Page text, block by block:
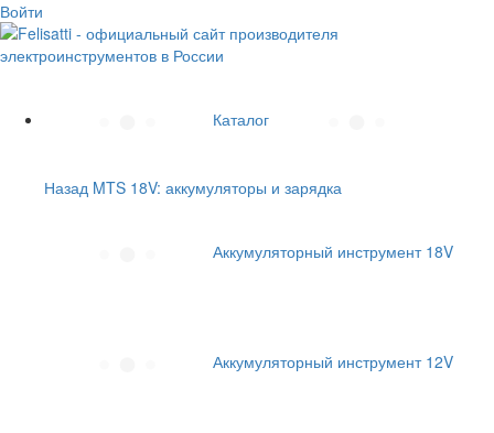
Войти
Каталог
Назад MTS 18V: аккумуляторы и зарядка
Аккумуляторный инструмент 18V
Аккумуляторный инструмент 12V